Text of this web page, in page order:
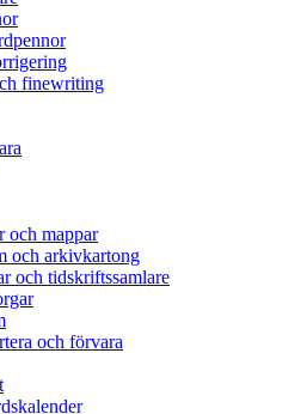
finewriting
och mappar
och arkivkartong
och tidskriftssamlare
och förvara